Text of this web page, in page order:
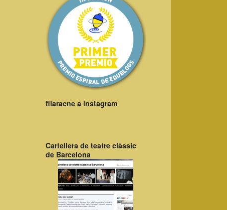
filaracne a instagram
Cartellera de teatre clàssic
de Barcelona